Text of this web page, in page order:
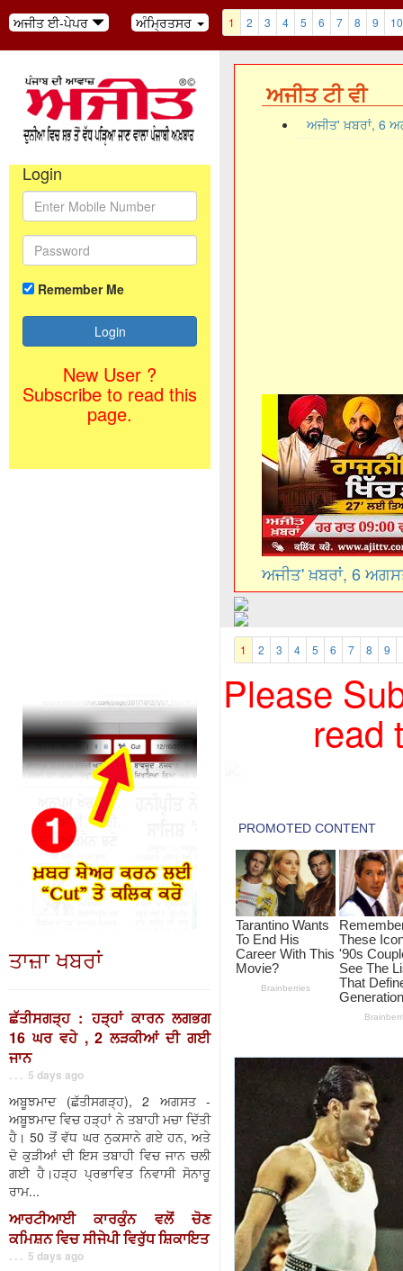
ਅਜੀਤ ਈ-ਪੇਪਰ ਅੰਮ੍ਰਿਤਸਰ 1 2 3 4 5 6 7 8 9 10
Login
Remember Me
New User ?
Subscribe to read this
page.
ਤਾਜ਼ਾ ਖਬਰਾਂ
ਛੱਤੀਸਗੜ੍ਹ : ਹੜ੍ਹਾਂ ਕਾਰਨ ਲਗਭਗ
16 ਘਰ ਵਹੇ , 2 ਲੜਕੀਆਂ ਦੀ ਗਈ
ਜਾਨ
. . . 5 days ago
ਅਬੂਝਮਾਦ (ਛੱਤੀਸਗੜ੍ਹ), 2 ਅਗਸਤ -
ਅਬੂਝਮਾਦ ਵਿਚ ਹੜ੍ਹਾਂ ਨੇ ਤਬਾਹੀ ਮਚਾ ਦਿੱਤੀ
ਹੈ। 50 ਤੋਂ ਵੱਧ ਘਰ ਨੁਕਸਾਨੇ ਗਏ ਹਨ, ਅਤੇ
ਦੋ ਕੁੜੀਆਂ ਦੀ ਇਸ ਤਬਾਹੀ ਵਿਚ ਜਾਨ ਚਲੀ
ਗਈ ਹੈ।ਹੜ੍ਹ ਪ੍ਰਭਾਵਿਤ ਨਿਵਾਸੀ ਸੋਨਾਰੂ
ਰਾਮ...
ਆਰਟੀਆਈ ਕਾਰਕੁੰਨ ਵਲੋਂ ਚੋਣ
ਕਮਿਸ਼ਨ ਵਿਚ ਸੀਜੇਪੀ ਵਿਰੁੱਧ ਸ਼ਿਕਾਇਤ
. . . 5 days ago
ਅਜੀਤ ਟੀ ਵੀ
ਅਜੀਤ' ਖ਼ਬਰਾਂ, 6
ਅਜੀਤ' ਖ਼ਬਰਾਂ, 6
1 2 3 4 5 6 7 8 9
Please
read